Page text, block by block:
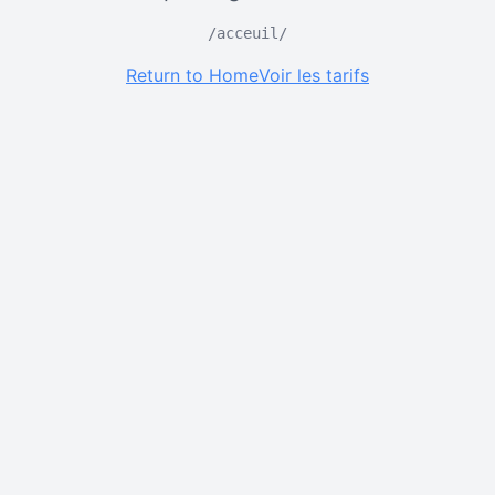
/acceuil/
Return to HomeVoir les tarifs